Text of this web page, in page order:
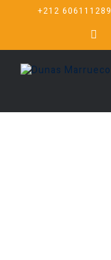
+212 606111289